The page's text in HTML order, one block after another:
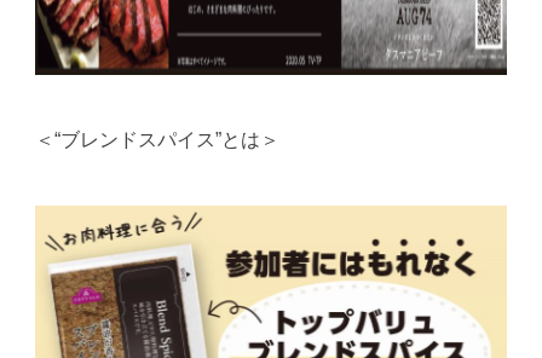
＜“ブレンドスパイス”とは＞